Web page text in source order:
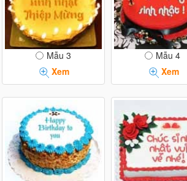
Mẫu 3
Xem
Mẫu 4
Xem